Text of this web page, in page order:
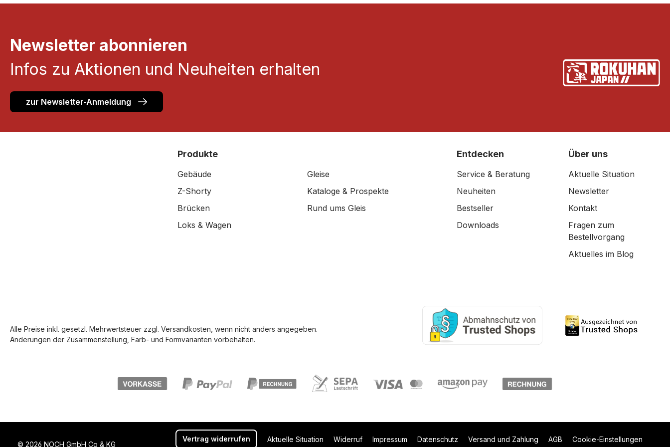
Newsletter abonnieren
Infos zu Aktionen und Neuheiten erhalten
zur Newsletter-Anmeldung
Produkte
Gebäude
Gleise
Z-Shorty
Kataloge & Prospekte
Brücken
Rund ums Gleis
Loks & Wagen
Entdecken
Service & Beratung
Neuheiten
Bestseller
Downloads
Über uns
Aktuelle Situation
Newsletter
Kontakt
Fragen zum
Bestellvorgang
Aktuelles im Blog
Alle Preise inkl. gesetzl. Mehrwertsteuer zzgl. Versandkosten , wenn nicht anders angegeben.
Änderungen der Zusammenstellung, Farb- und Formvarianten vorbehalten.
© 2026 NOCH GmbH Co & KG
Vertrag widerrufen Aktuelle Situation Widerruf Impressum Datenschutz Versand und Zahlung AGB Cookie-Einstellungen